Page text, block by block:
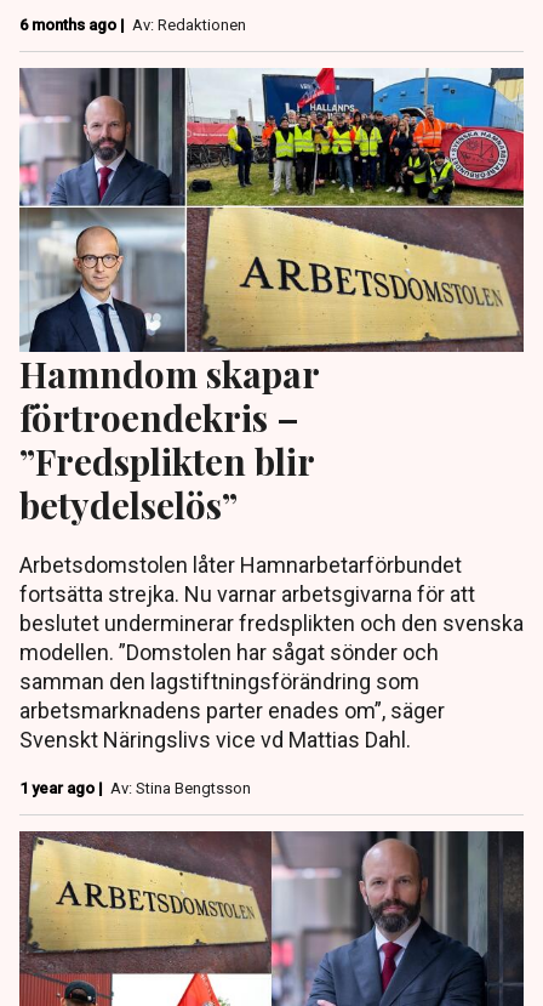
6 months ago | Av: Redaktionen
Hamndom skapar
förtroendekris –
”Fredsplikten blir
betydelselös”
Arbetsdomstolen låter Hamnarbetarförbundet
fortsätta strejka. Nu varnar arbetsgivarna för att
beslutet underminerar fredsplikten och den svenska
modellen. ”Domstolen har sågat sönder och
samman den lagstiftningsförändring som
arbetsmarknadens parter enades om”, säger
Svenskt Näringslivs vice vd Mattias Dahl.
1 year ago | Av: Stina Bengtsson